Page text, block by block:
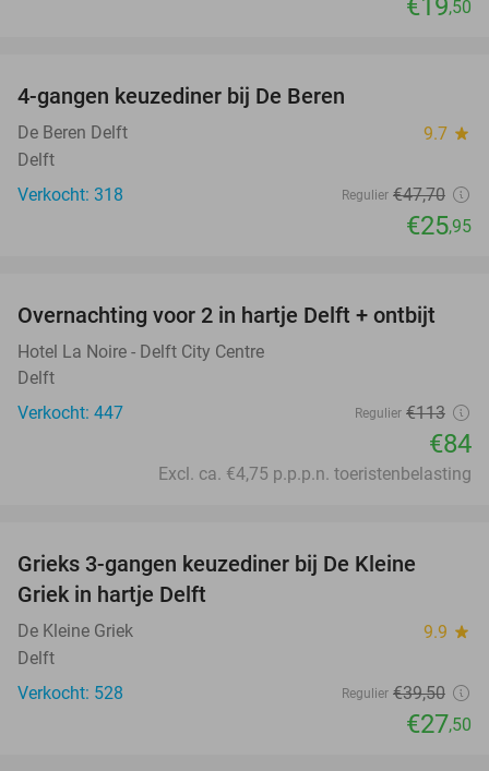
€19,50
4-gangen keuzediner bij De Beren
De Beren Delft 9.7 star
Delft
Verkocht: 318
Regulier €47,70
€25,95
26%
Overnachting voor 2 in hartje Delft + ontbijt
Hotel La Noire - Delft City Centre
Delft
Verkocht: 447
Regulier €113
€84
Excl. ca. €4,75 p.p.p.n. toeristenbelasting
Grieks 3-gangen keuzediner bij De Kleine
Griek in hartje Delft
De Kleine Griek 9.9 star
Delft
Verkocht: 528
Regulier €39,50
€27,50